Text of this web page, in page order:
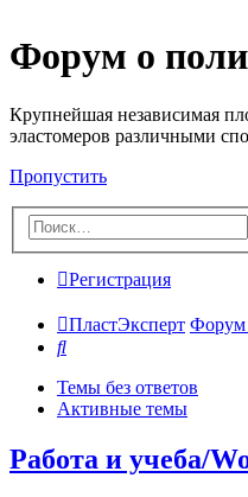
Форум о
Крупнейшая независимая
эластомеров различными
Пропустить
Регистрация
ПластЭксперт Форум
Поиск
Темы без ответов
Активные темы
Работа и учеба/